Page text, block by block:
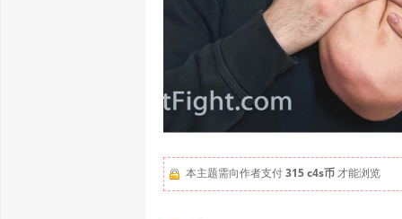
本主题需向作者支付315 c4s币才能浏览